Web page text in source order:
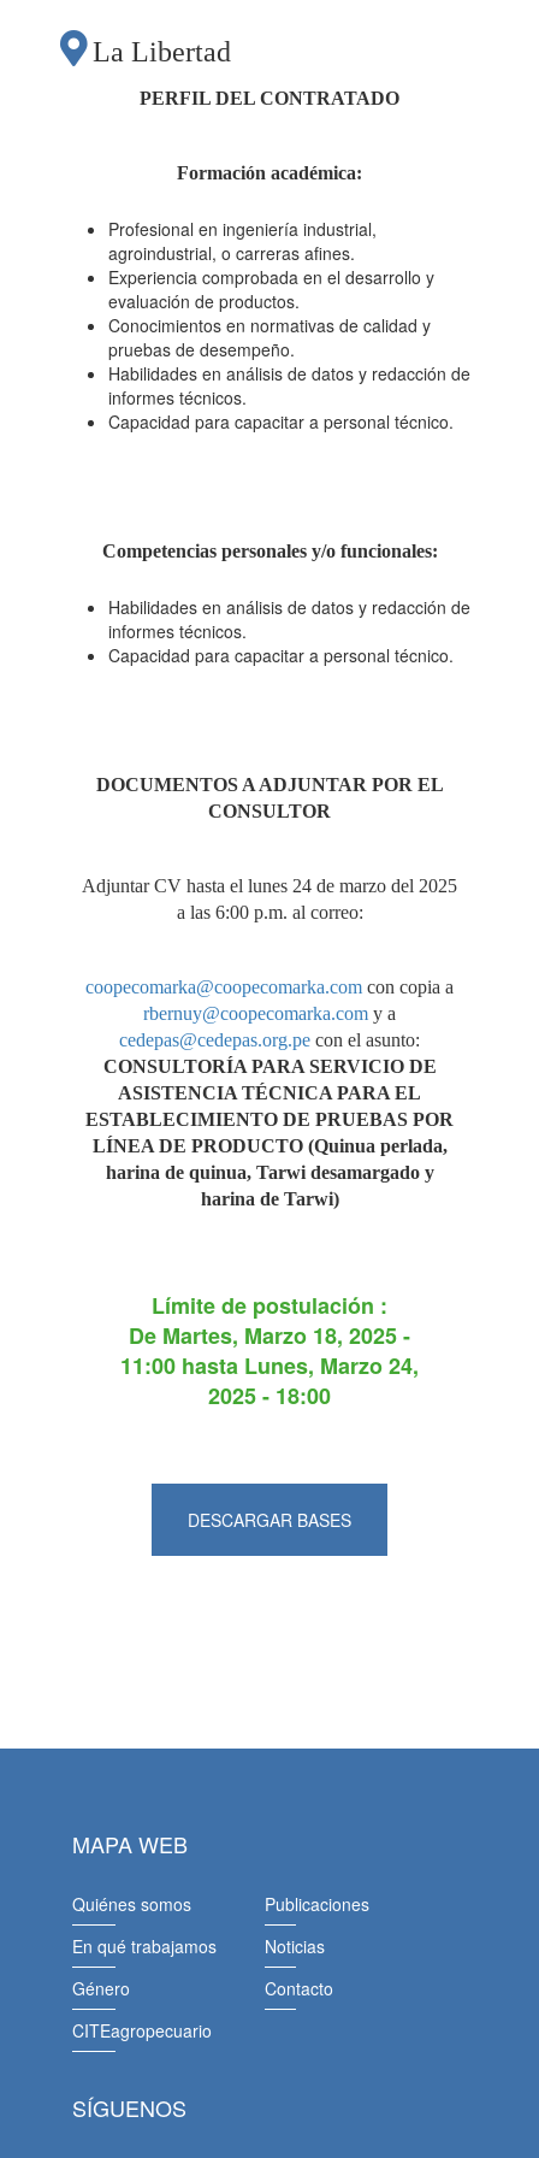
ESTABLECIMIENTO
DE PRUEBAS POR
LÍNEA DE
PRODUCTO
(QUINUA PERLADA,
HARINA DE
DESAMARGADO Y
HARINA DE TARWI)"
La Libertad
PERFIL DEL CONTRATADO
Formación académica:
Profesional en ingeniería industrial,
agroindustrial, o carreras afines.
Experiencia comprobada en el desarrollo y
evaluación de productos.
Conocimientos en normativas de calidad y
pruebas de desempeño.
Habilidades en análisis de datos y redacción de
informes técnicos.
Capacidad para capacitar a personal técnico.
Competencias personales y/o funcionales:
Habilidades en análisis de datos y redacción de
informes técnicos.
Capacidad para capacitar a personal técnico.
DOCUMENTOS A ADJUNTAR POR EL
CONSULTOR
Adjuntar CV hasta el lunes 24 de marzo del 2025
a las 6:00 p.m. al correo:
coopecomarka@coopecomarka.com con copia a
rbernuy@coopecomarka.com y a
cedepas@cedepas.org.pe con el asunto:
CONSULTORÍA PARA SERVICIO DE
ASISTENCIA TÉCNICA PARA EL
ESTABLECIMIENTO DE PRUEBAS POR
LÍNEA DE PRODUCTO (Quinua perlada,
harina de quinua, Tarwi desamargado y
harina de Tarwi)
Límite de postulación :
De Martes, Marzo 18, 2025 -
11:00 hasta Lunes, Marzo 24,
2025 - 18:00
DESCARGAR BASES
MAPA WEB
Quiénes somos
En qué trabajamos
Género
CITEagropecuario
Publicaciones
Noticias
Contacto
SÍGUENOS